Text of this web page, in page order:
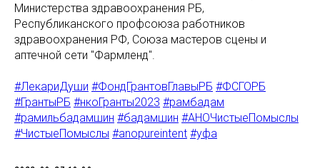
Министерства здравоохранения РБ,
Республиканского профсоюза работников
здравоохранения РФ, Союза мастеров сцены и
аптечной сети "Фармленд".
#ЛекариДуши #ФондГрантовГлавыРБ #ФСГОРБ
#ГрантыРБ #нкоГранты2023 #рамбадам
#рамильбадамшин #бадамшин #АНОЧистыеПомыслы
#ЧистыеПомыслы #anopureintent #уфа